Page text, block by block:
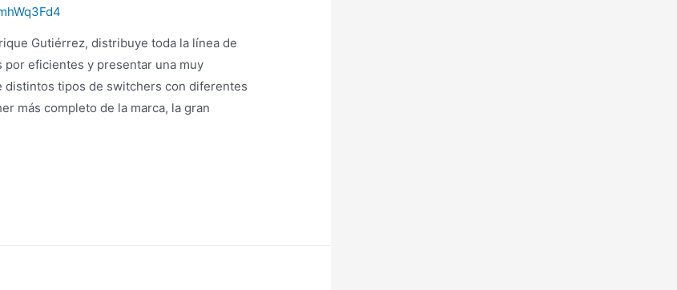
Gutiérrez, distribuye toda la línea de
eficientes y presentar una muy
tipos de switchers con diferentes
más completo de la marca, la gran